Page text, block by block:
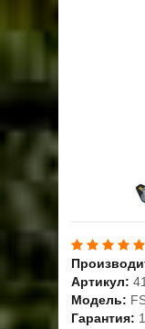
Артикул:
Модель:
Гарантия: